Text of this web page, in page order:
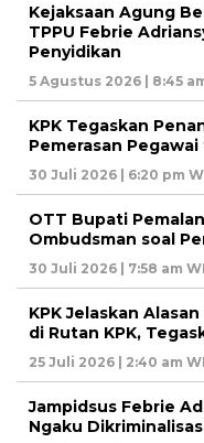
Kejaksaan Agung
TPPU Febrie
Penyidikan
5 Agustus 2026 | 8:45
KPK Tegaskan
Pemerasan
30 Juli 2026 | 6:20 pm
OTT Bupati
Ombudsman soal
30 Juli 2026 | 7:58 am
KPK Jelaskan
di Rutan KPK,
25 Juli 2026 | 2:40 am
Jampidsus Febrie
Ngaku